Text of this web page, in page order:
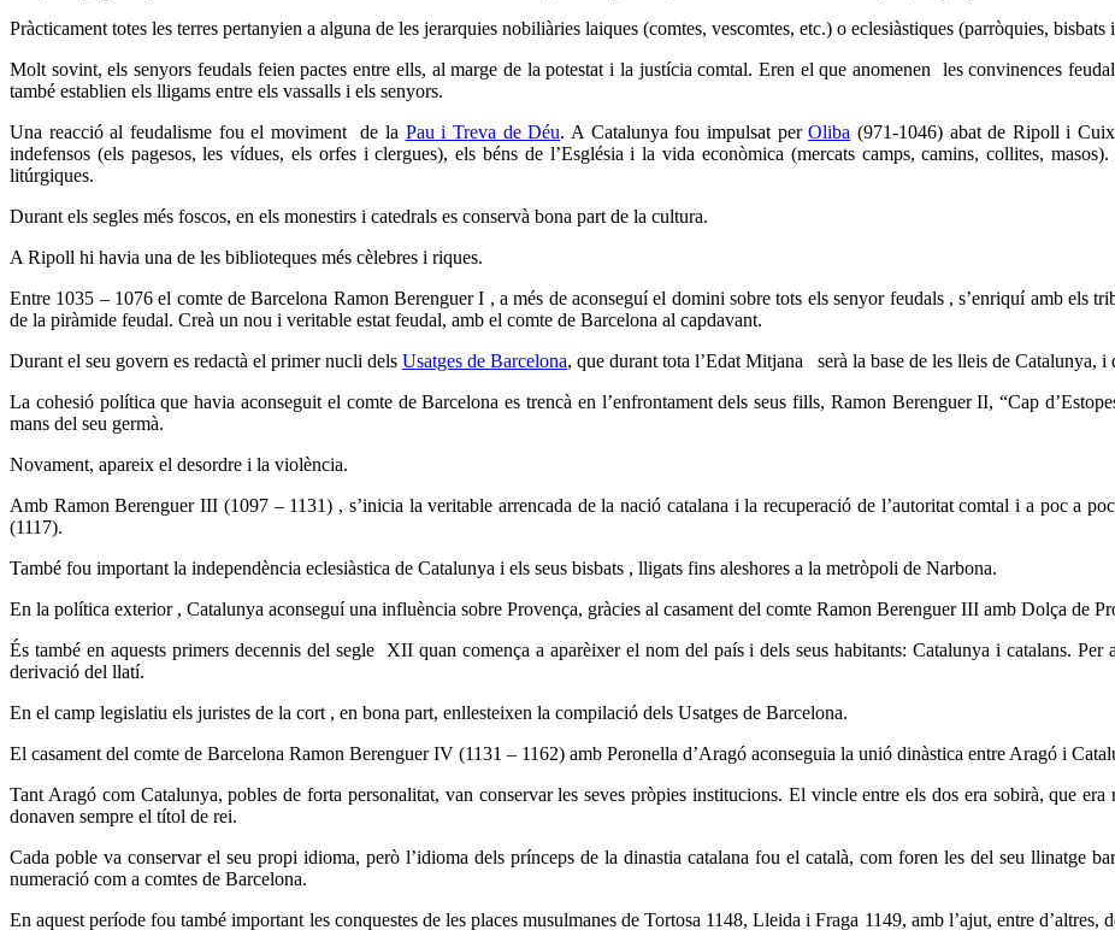
Pràcticament totes les terres pertanyien a alguna de les jerarquies nobiliàries laiques (comtes, vescomtes, etc.) o eclesiàstiques (parròquies, bisbats
Molt sovint, els senyors feudals feien pactes entre ells, al marge de la potestat i la justícia comtal. Eren el que anomenen les convinences
també establien els lligams entre els vassalls i els senyors.
Una reacció al feudalisme fou el moviment de la Pau i Treva de Déu. A Catalunya fou impulsat perOliba (971-1046) abat de Ripoll i
indefensos (els pagesos, les vídues, els orfes i clergues), els béns de l’Església i la vida econòmica (mercats camps, camins, collites,
litúrgiques.
Durant els segles més foscos, en els monestirs i catedrals es conservà bona part de la cultura.
A Ripoll hi havia una de les biblioteques més cèlebres i riques.
Entre 1035 – 1076 el comte de Barcelona Ramon Berenguer I , a més de aconseguí el domini sobre tots els senyor feudals , s’enriquí amb els
de la piràmide feudal. Creà un nou i veritable estat feudal, amb el comte de Barcelona al capdavant.
Durant el seu govern es redactà el primer nucli dels Usatges de Barcelona, que durant tota l’Edat Mitjana serà la base de les lleis de Catalunya,
La cohesió política que havia aconseguit el comte de Barcelona es trencà en l’enfrontament dels seus fills, Ramon Berenguer II, “Cap
mans del seu germà.
Novament, apareix el desordre i la violència.
Amb Ramon Berenguer III (1097 – 1131) , s’inicia la veritable arrencada de la nació catalana i la recuperació de l’autoritat comtal i a poc a
(1117).
També fou important la independència eclesiàstica de Catalunya i els seus bisbats , lligats fins aleshores a la metròpoli de Narbona.
En la política exterior , Catalunya aconseguí una influència sobre Provença, gràcies al casament del comte Ramon Berenguer III amb Dolça de
És també en aquests primers decennis del segle XII quan comença a aparèixer el nom del país i dels seus habitants: Catalunya i catalans.
derivació del llatí.
En el camp legislatiu els juristes de la cort , en bona part, enllesteixen la compilació dels Usatges de Barcelona.
El casament del comte de Barcelona Ramon Berenguer IV (1131 – 1162) amb Peronella d’Aragó aconseguia la unió dinàstica entre Aragó i
Tant Aragó com Catalunya, pobles de forta personalitat, van conservar les seves pròpies institucions. El vincle entre els dos era sobirà, que
donaven sempre el títol de rei.
Cada poble va conservar el seu propi idioma, però l’idioma dels prínceps de la dinastia catalana fou el català, com foren les del seu llinatge
numeració com a comtes de Barcelona.
En aquest període fou també important les conquestes de les places musulmanes de Tortosa 1148, Lleida i Fraga 1149, amb l’ajut, entre